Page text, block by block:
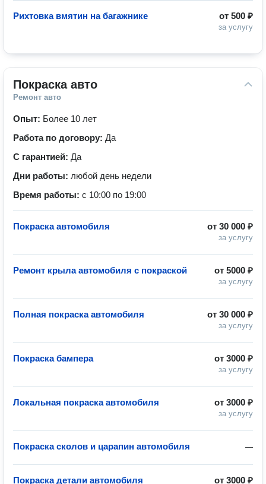
от 500 ₽
за услугу
Рихтовка вмятин на багажнике
Покраска авто
Ремонт авто
Опыт: Более 10 лет
Работа по договору: Да
С гарантией: Да
Дни работы: любой день недели
Время работы: с 10:00 по 19:00
от 30 000 ₽
за услугу
Покраска автомобиля
от 5000 ₽
за услугу
Ремонт крыла автомобиля с покраской
от 30 000 ₽
за услугу
Полная покраска автомобиля
от 3000 ₽
за услугу
Покраска бампера
от 3000 ₽
за услугу
Локальная покраска автомобиля
—
Покраска сколов и царапин автомобиля
от 3000 ₽
Покраска детали автомобиля